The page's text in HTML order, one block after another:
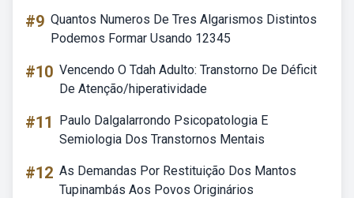
#9 Quantos Numeros De Tres Algarismos Distintos
Podemos Formar Usando 12345
#10 Vencendo O Tdah Adulto: Transtorno De Déficit
De Atenção/hiperatividade
#11
Paulo Dalgalarrondo Psicopatologia E
Semiologia Dos Transtornos Mentais
#12 As Demandas Por Restituição Dos Mantos
Tupinambás Aos Povos Originários